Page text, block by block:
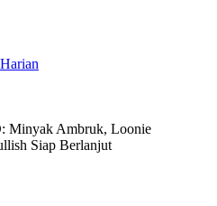
Minyak Ambruk, Loonie
Siap Berlanjut